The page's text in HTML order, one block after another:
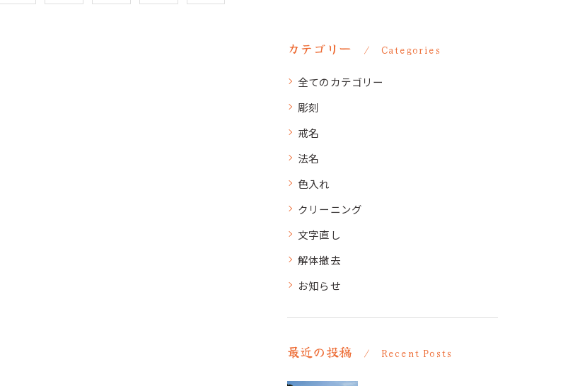
カテゴリー Categories
全てのカテゴリー
彫刻
戒名
法名
色入れ
クリーニング
文字直し
解体撤去
お知らせ
最近の投稿 Recent Posts